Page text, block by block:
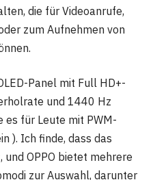
die für Videoanrufe,
zum Aufnehmen von
Panel mit Full HD+-
und 1440 Hz
es für Leute mit PWM-
). Ich finde, dass das
OPPO bietet mehrere
zur Auswahl, darunter